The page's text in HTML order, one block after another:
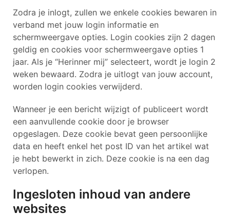
Zodra je inlogt, zullen we enkele cookies bewaren in
verband met jouw login informatie en
schermweergave opties. Login cookies zijn 2 dagen
geldig en cookies voor schermweergave opties 1
jaar. Als je “Herinner mij” selecteert, wordt je login 2
weken bewaard. Zodra je uitlogt van jouw account,
worden login cookies verwijderd.
Wanneer je een bericht wijzigt of publiceert wordt
een aanvullende cookie door je browser
opgeslagen. Deze cookie bevat geen persoonlijke
data en heeft enkel het post ID van het artikel wat
je hebt bewerkt in zich. Deze cookie is na een dag
verlopen.
Ingesloten inhoud van andere
websites